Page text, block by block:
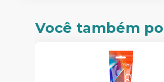
Você também